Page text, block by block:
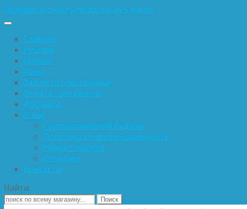
Подберу запчасть по фотке за 5 минут
Главная
Hyundai
Doosan
Volvo
Запчасти спецтехники
Оплата / реквизиты
Доставка
О нас
Группа компаний Ридком
Политика конфиденциальности
Ремонт насосов
Отгрузки
Контакты
Найти: